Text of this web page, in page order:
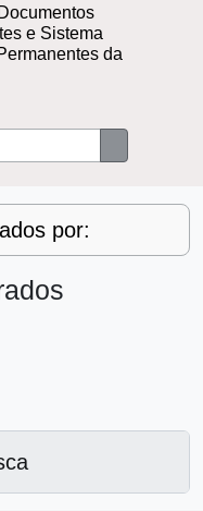
e Sistema
da
por: